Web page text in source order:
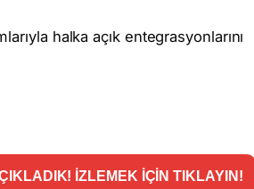
halka açık entegrasyonlarını
İZLEMEK İÇİN TIKLAYIN!